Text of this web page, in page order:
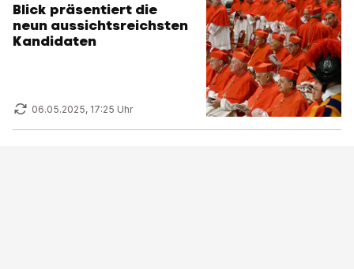
Blick präsentiert die
neun aussichtsreichsten
Kandidaten
06.05.2025, 17:25 Uhr